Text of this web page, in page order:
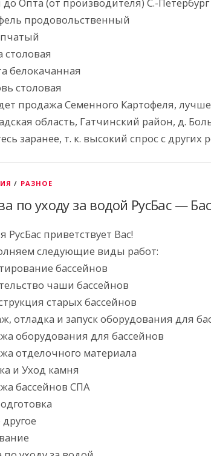
продовольственный
белокачанная
столовая
продажа Семенного Картофеля,
область, Гатчинский район, д.
заранее, т. к. высокий спрос с других
/ РАЗНОЕ
по уходу за водой РусБас —
РусБас приветствует Вас!
следующие виды работ:
бассейнов
чаши бассейнов
старых бассейнов
отладка и запуск оборудования для
оборудования для бассейнов
отделочного материала
и Уход камня
бассейнов СПА